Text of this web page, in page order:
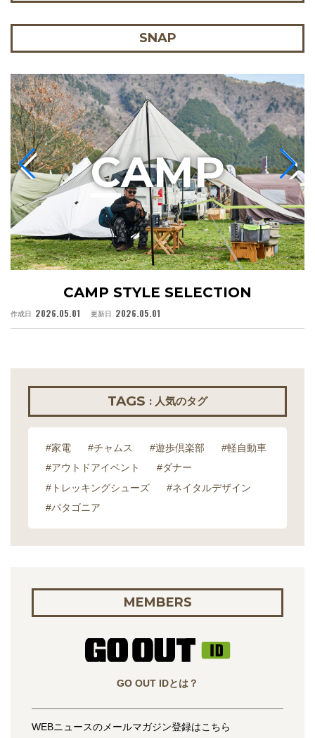
SNAP
CAMP STYLE SELECTION
作成日 2026.05.01 更新日 2026.05.01
CAMP
TAGS : 人気のタグ
#家電 #チャムス #遊歩倶楽部
#軽自動車
#アウトドアイベント
#ダナー
#トレッキングシューズ
#ネイタルデザイン
#パタゴニア
MEMBERS
GO OUT IDとは？
WEBニュースのメールマガジン登録はこちら